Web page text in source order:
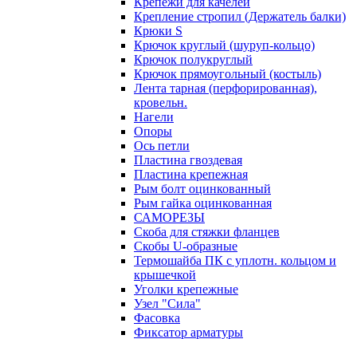
Крепление стропил (Держатель балки)
Крюки S
Крючок круглый (шуруп-кольцо)
Крючок полукруглый
Крючок прямоугольный (костыль)
Лента тарная (перфорированная),
кровельн.
Нагели
Опоры
Ось петли
Пластина гвоздевая
Пластина крепежная
Рым болт оцинкованный
Рым гайка оцинкованная
САМОРЕЗЫ
Скоба для стяжки фланцев
Скобы U-образные
Термошайба ПК с уплотн. кольцом и
крышечкой
Уголки крепежные
Узел "Сила"
Фасовка
Фиксатор арматуры